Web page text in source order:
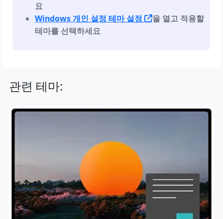
요
Windows 개인 설정 테마 설정
을 열고 적용할
테마를 선택하세요
관련 테마: